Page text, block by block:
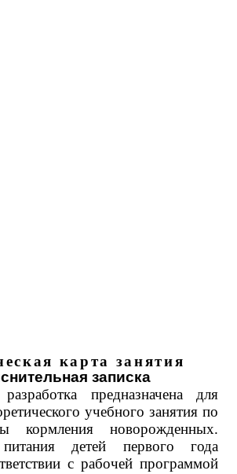
карта занятия
записка
предназначена для
учебного занятия по
кормления новорожденных.
детей первого года
с рабочей программой